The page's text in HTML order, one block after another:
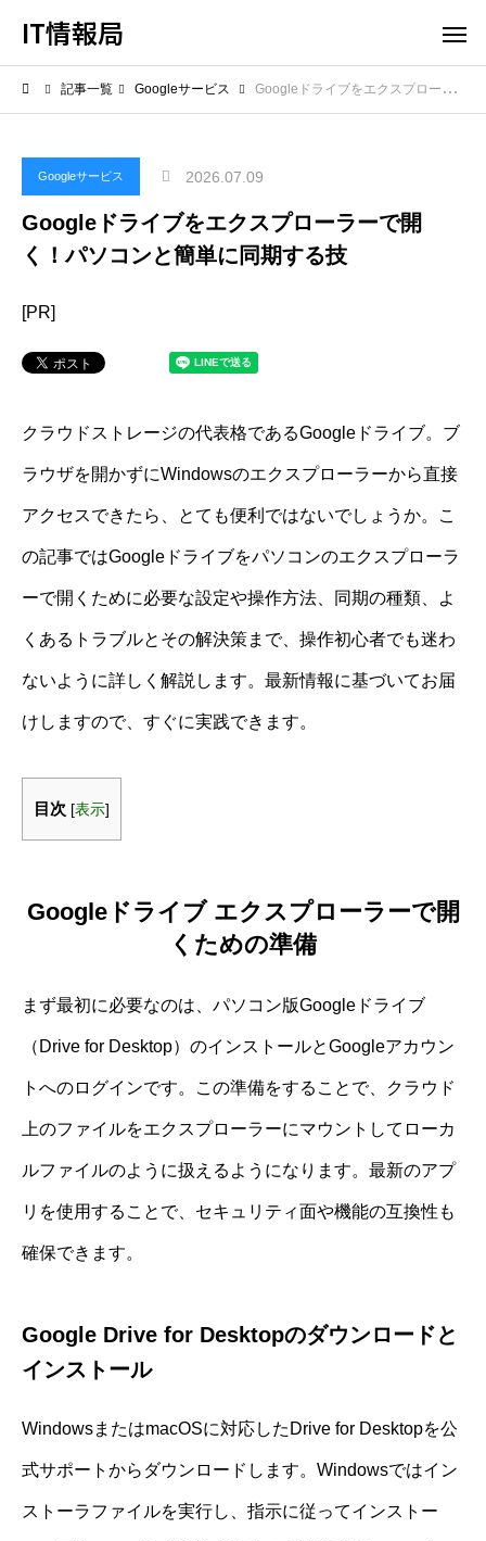
IT情報局
記事一覧 Googleサービス Googleドライブをエクスプローラーで開く！パソコンと簡単に同期する技
Googleサービス 2026.07.09
Googleドライブをエクスプローラーで開
く！パソコンと簡単に同期する技
[PR]
クラウドストレージの代表格であるGoogleドライブ。ブ
ラウザを開かずにWindowsのエクスプローラーから直接
アクセスできたら、とても便利ではないでしょうか。こ
の記事ではGoogleドライブをパソコンのエクスプローラ
ーで開くために必要な設定や操作方法、同期の種類、よ
くあるトラブルとその解決策まで、操作初心者でも迷わ
ないように詳しく解説します。最新情報に基づいてお届
けしますので、すぐに実践できます。
目次 [表示]
Googleドライブ エクスプローラーで開
くための準備
まず最初に必要なのは、パソコン版Googleドライブ
（Drive for Desktop）のインストールとGoogleアカウン
トへのログインです。この準備をすることで、クラウド
上のファイルをエクスプローラーにマウントしてローカ
ルファイルのように扱えるようになります。最新のアプ
リを使用することで、セキュリティ面や機能の互換性も
確保できます。
Google Drive for Desktopのダウンロードと
インストール
WindowsまたはmacOSに対応したDrive for Desktopを公
式サポートからダウンロードします。Windowsではイン
ストーラファイルを実行し、指示に従ってインストー